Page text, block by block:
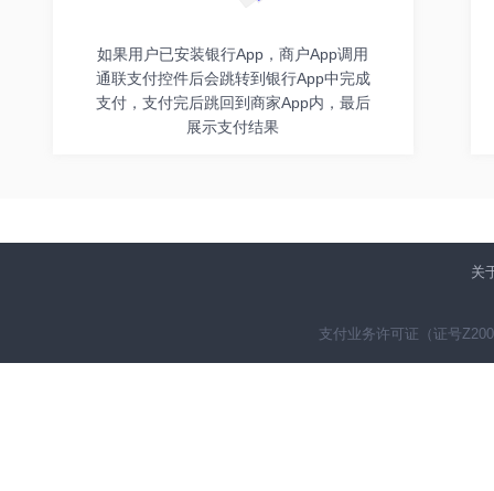
如果用户已安装银行App，商户App调用
通联支付控件后会跳转到银行App中完成
支付，支付完后跳回到商家App内，最后
展示支付结果
关
支付业务许可证（证号